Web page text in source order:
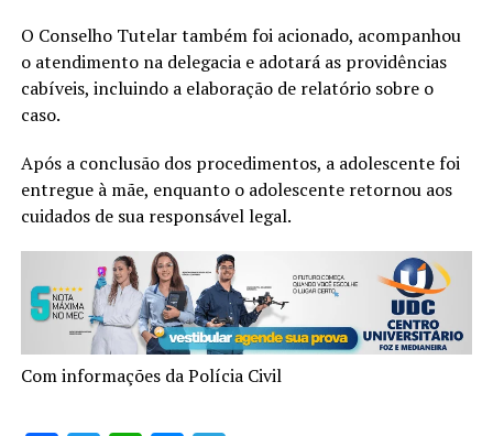
O Conselho Tutelar também foi acionado, acompanhou
o atendimento na delegacia e adotará as providências
cabíveis, incluindo a elaboração de relatório sobre o
caso.
Após a conclusão dos procedimentos, a adolescente foi
entregue à mãe, enquanto o adolescente retornou aos
cuidados de sua responsável legal.
Com informações da Polícia Civil